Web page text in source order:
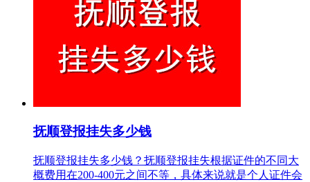
抚顺登报挂失多少钱
抚顺登报挂失多少钱？抚顺登报挂失根据证件的不同大
概费用在200-400元之间不等，具体来说就是个人证件会